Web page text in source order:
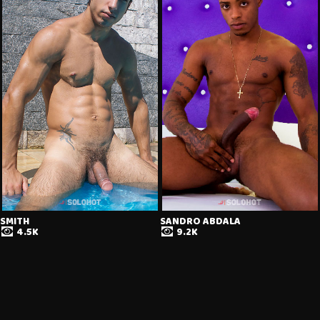
SMITH
4.5K
SANDRO ABDALA
9.2K